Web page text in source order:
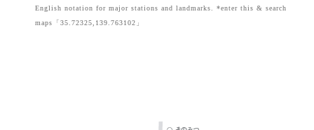
English notation for major stations and landmarks. *enter this & search
maps「35.72325,139.763102」